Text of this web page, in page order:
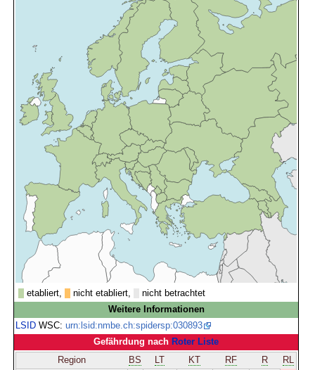
etabliert, nicht etabliert,
nicht betrachtet
Weitere Informationen
LSID WSC:urn:lsid:nmbe.ch:spidersp:030893
Gefährdung nach Roter Liste
Region
BS LT KT RF R
RL